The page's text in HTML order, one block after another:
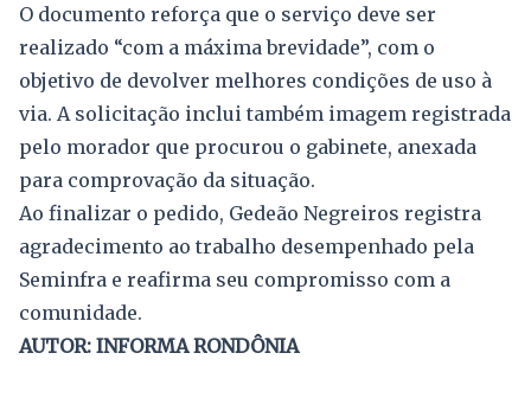
O documento reforça que o serviço deve ser
realizado “com a máxima brevidade”, com o
objetivo de devolver melhores condições de uso à
via. A solicitação inclui também imagem registrada
pelo morador que procurou o gabinete, anexada
para comprovação da situação.
Ao finalizar o pedido, Gedeão Negreiros registra
agradecimento ao trabalho desempenhado pela
Seminfra e reafirma seu compromisso com a
comunidade.
AUTOR: INFORMA RONDÔNIA